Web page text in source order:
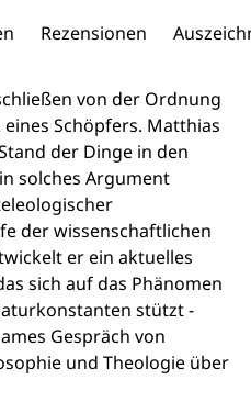
Rezensionen
von der Ordnung
Schöpfers. Matthias
der Dinge in den
solches Argument
der wissenschaftlichen
er ein aktuelles
sich auf das Phänomen
stützt -
Gespräch von
und Theologie über